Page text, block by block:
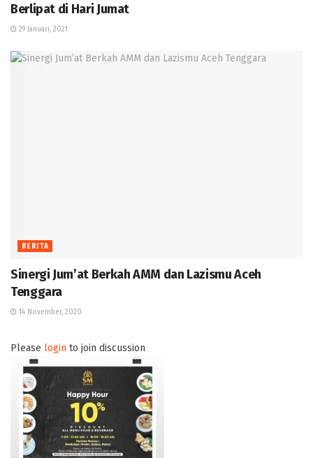
Berlipat di Hari Jumat
29 Januari, 2021
BERITA
Sinergi Jum’at Berkah AMM dan Lazismu Aceh
Tenggara
14 November, 2020
Please login to join discussion